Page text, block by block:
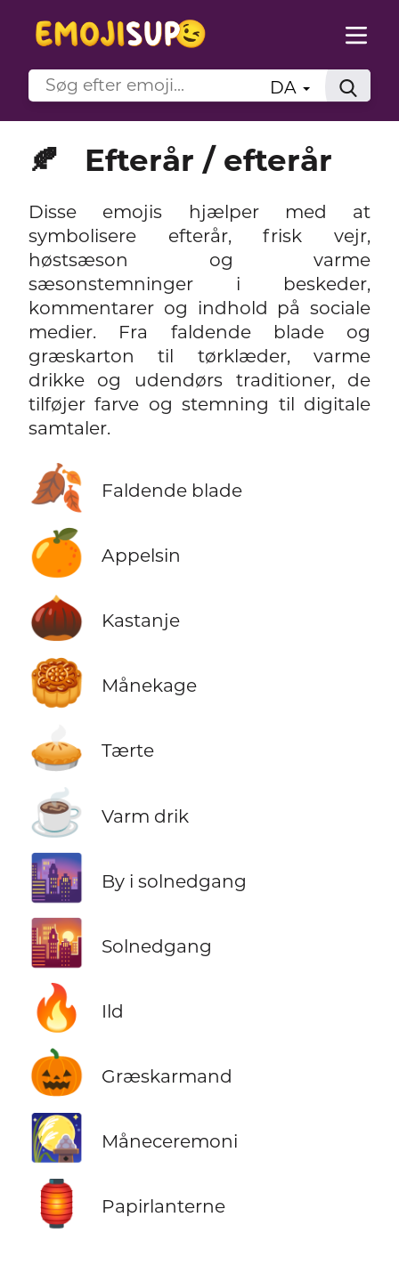
DA
🍂 Efterår / efterår
Disse emojis hjælper med at
symbolisere efterår, frisk vejr,
høstsæson og varme
sæsonstemninger i beskeder,
kommentarer og indhold på sociale
medier. Fra faldende blade og
græskarton til tørklæder, varme
drikke og udendørs traditioner, de
tilføjer farve og stemning til digitale
samtaler.
🍂 Faldende blade
🍊 Appelsin
🌰 Kastanje
🥮 Månekage
🥧 Tærte
☕ Varm drik
🌆 By i solnedgang
🌇 Solnedgang
🔥 Ild
🎃 Græskarmand
🎑 Måneceremoni
🏮 Papirlanterne